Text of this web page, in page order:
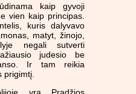
kaip gyvoji
vien kaip principas.
kuris dalyvavo
matyt, žinojo,
negali sutverti
judesio be
Ir tam reikia
prigimtį.